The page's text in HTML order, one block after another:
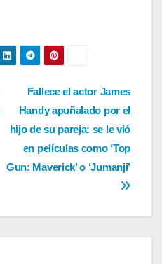
Fallece el actor James
Handy apuñalado por el
hijo de su pareja: se le vió
en películas como ‘Top
Gun: Maverick’ o ‘Jumanji’